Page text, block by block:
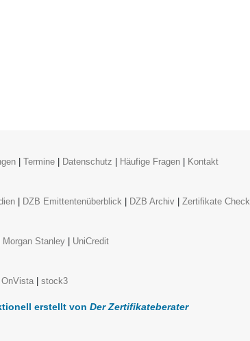
| Termine | Datenschutz | Häufige Fragen | Kontakt
| DZB Emittentenüberblick | DZB Archiv | Zertifikate Check
Morgan Stanley | UniCredit
OnVista | stock3
erstellt von Der Zertifikateberater